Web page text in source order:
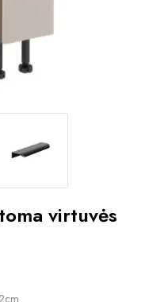
virtuvės